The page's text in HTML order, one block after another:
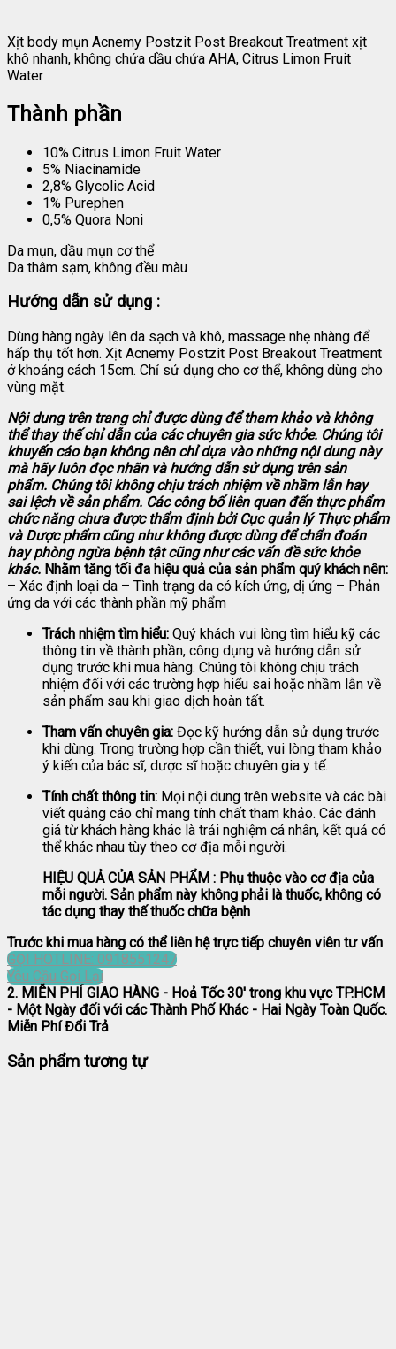
Xịt body mụn Acnemy Postzit Post Breakout Treatment xịt
khô nhanh, không chứa dầu chứa AHA, Citrus Limon Fruit
Water
Thành phần
10% Citrus Limon Fruit Water
5% Niacinamide
2,8% Glycolic Acid
1% Purephen
0,5% Quora Noni
Da mụn, dầu mụn cơ thể
Da thâm sạm, không đều màu
Hướng dẫn sử dụng :
Dùng hàng ngày lên da sạch và khô, massage nhẹ nhàng để
hấp thụ tốt hơn. Xịt Acnemy Postzit Post Breakout Treatment
ở khoảng cách 15cm. Chỉ sử dụng cho cơ thể, không dùng cho
vùng mặt.
Nội dung trên trang chỉ được dùng để tham khảo và không
thể thay thế chỉ dẫn của các chuyên gia sức khỏe. Chúng tôi
khuyến cáo bạn không nên chỉ dựa vào những nội dung này
mà hãy luôn đọc nhãn và hướng dẫn sử dụng trên sản
phẩm. Chúng tôi không chịu trách nhiệm về nhầm lẫn hay
sai lệch về sản phẩm. Các công bố liên quan đến thực phẩm
chức năng chưa được thẩm định bởi Cục quản lý Thực phẩm
và Dược phẩm cũng như không được dùng để chẩn đoán
hay phòng ngừa bệnh tật cũng như các vấn đề sức khỏe
khác. Nhằm tăng tối đa hiệu quả của sản phẩm quý khách nên:
– Xác định loại da – Tình trạng da có kích ứng, dị ứng – Phản
ứng da với các thành phần mỹ phẩm
Trách nhiệm tìm hiểu: Quý khách vui lòng tìm hiểu kỹ các
thông tin về thành phần, công dụng và hướng dẫn sử
dụng trước khi mua hàng. Chúng tôi không chịu trách
nhiệm đối với các trường hợp hiểu sai hoặc nhầm lẫn về
sản phẩm sau khi giao dịch hoàn tất.
Tham vấn chuyên gia: Đọc kỹ hướng dẫn sử dụng trước
khi dùng. Trong trường hợp cần thiết, vui lòng tham khảo
ý kiến của bác sĩ, dược sĩ hoặc chuyên gia y tế.
Tính chất thông tin: Mọi nội dung trên website và các bài
viết quảng cáo chỉ mang tính chất tham khảo. Các đánh
giá từ khách hàng khác là trải nghiệm cá nhân, kết quả có
thể khác nhau tùy theo cơ địa mỗi người.
HIỆU QUẢ CỦA SẢN PHẨM : Phụ thuộc vào cơ địa của
mỗi người. Sản phẩm này không phải là thuốc, không có
tác dụng thay thế thuốc chữa bệnh
Trước khi mua hàng có thể liên hệ trực tiếp chuyên viên tư vấn
GỌI HOTLINE: 0918551247
Yêu Cầu Gọi Lại
2. MIỄN PHÍ GIAO HÀNG - Hoả Tốc 30' trong khu vực TP.HCM
- Một Ngày đối với các Thành Phố Khác - Hai Ngày Toàn Quốc.
Miễn Phí Đổi Trả
Sản phẩm tương tự